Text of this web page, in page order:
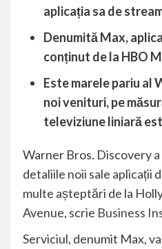
aplicația sa de
Denumită Max,
conținut de la HBO
Este marele pariu al
noi venituri, pe
televiziune liniară
Warner Bros. Discovery
detaliile noii sale aplicații
multe așteptări de la
Avenue, scrie Business
Serviciul, denumit Max,